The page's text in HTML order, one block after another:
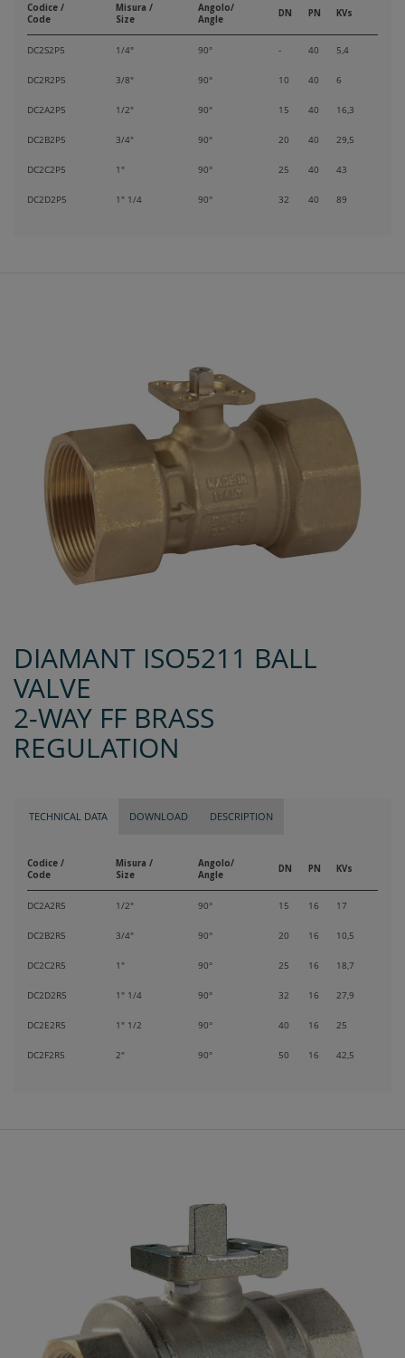
Codice /
Code
Misura /
Size
Angolo/
Angle
DN PN KVs
DC2S2P5 1/4" 90° - 40 5,4
DC2R2P5 3/8" 90° 10 40 6
DC2A2P5 1/2" 90° 15 40 16,3
DC2B2P5 3/4" 90° 20 40 29,5
DC2C2P5 1" 90° 25 40 43
DC2D2P5 1" 1/4 90° 32 40 89
DIAMANT ISO5211 BALL
VALVE
2-WAY FF BRASS
REGULATION
TECHNICAL DATA DOWNLOAD DESCRIPTION
Codice /
Code
Misura /
Size
Angolo/
Angle
DN PN KVs
DC2A2R5 1/2" 90° 15 16 17
DC2B2R5 3/4" 90° 20 16 10,5
DC2C2R5 1" 90° 25 16 18,7
DC2D2R5 1" 1/4 90° 32 16 27,9
DC2E2R5 1" 1/2 90° 40 16 25
DC2F2R5 2" 90° 50 16 42,5